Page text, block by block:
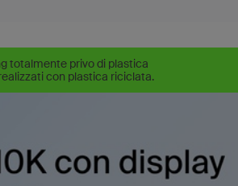
totalmente privo di plastica
con plastica riciclata.